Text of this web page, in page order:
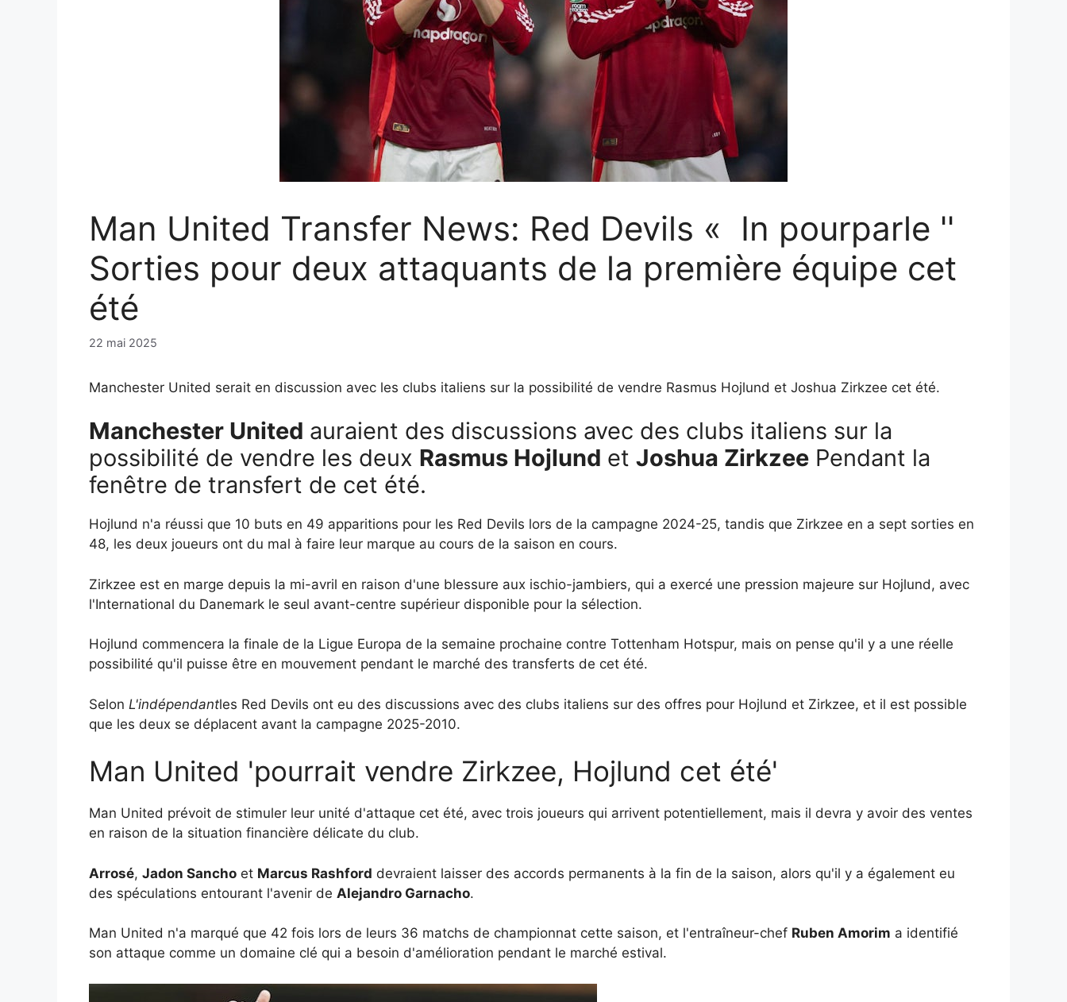
Man United Transfer News: Red Devils « In pourparle ''
Sorties pour deux attaquants de la première équipe cet
été
22 mai 2025
Manchester United serait en discussion avec les clubs italiens sur la possibilité de vendre Rasmus Hojlund et Joshua Zirkzee cet été.
Manchester United auraient des discussions avec des clubs italiens sur la
possibilité de vendre les deux Rasmus Hojlund et Joshua Zirkzee Pendant la
fenêtre de transfert de cet été.
Hojlund n'a réussi que 10 buts en 49 apparitions pour les Red Devils lors de la campagne 2024-25, tandis que Zirkzee en a sept sorties en
48, les deux joueurs ont du mal à faire leur marque au cours de la saison en cours.
Zirkzee est en marge depuis la mi-avril en raison d'une blessure aux ischio-jambiers, qui a exercé une pression majeure sur Hojlund, avec
l'International du Danemark le seul avant-centre supérieur disponible pour la sélection.
Hojlund commencera la finale de la Ligue Europa de la semaine prochaine contre Tottenham Hotspur, mais on pense qu'il y a une réelle
possibilité qu'il puisse être en mouvement pendant le marché des transferts de cet été.
Selon L'indépendantles Red Devils ont eu des discussions avec des clubs italiens sur des offres pour Hojlund et Zirkzee, et il est possible
que les deux se déplacent avant la campagne 2025-2010.
Man United 'pourrait vendre Zirkzee, Hojlund cet été'
Man United prévoit de stimuler leur unité d'attaque cet été, avec trois joueurs qui arrivent potentiellement, mais il devra y avoir des ventes
en raison de la situation financière délicate du club.
Arrosé, Jadon Sancho et Marcus Rashford devraient laisser des accords permanents à la fin de la saison, alors qu'il y a également eu
des spéculations entourant l'avenir de Alejandro Garnacho.
Man United n'a marqué que 42 fois lors de leurs 36 matchs de championnat cette saison, et l'entraîneur-chef Ruben Amorim a identifié
son attaque comme un domaine clé qui a besoin d'amélioration pendant le marché estival.